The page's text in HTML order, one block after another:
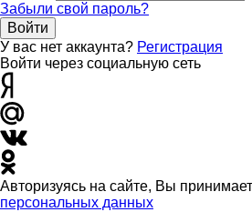
Забыли свой пароль?
Войти
У вас нет аккаунта? Регистрация
Войти через социальную сеть
Авторизуясь на сайте, Вы
персональных данных